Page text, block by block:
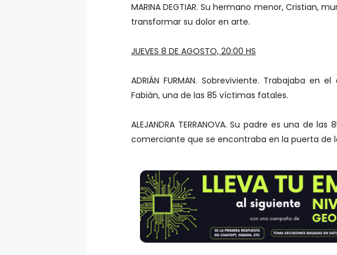
MARINA DEGTIAR. Su hermano menor, Cristian,
transformar su dolor en arte.
JUEVES 8 DE AGOSTO, 20:00 HS
ADRIÁN FURMAN. Sobreviviente. Trabajaba
Fabián, una de las 85 víctimas fatales.
ALEJANDRA TERRANOVA. Su padre es una de
comerciante que se encontraba en la puerta de